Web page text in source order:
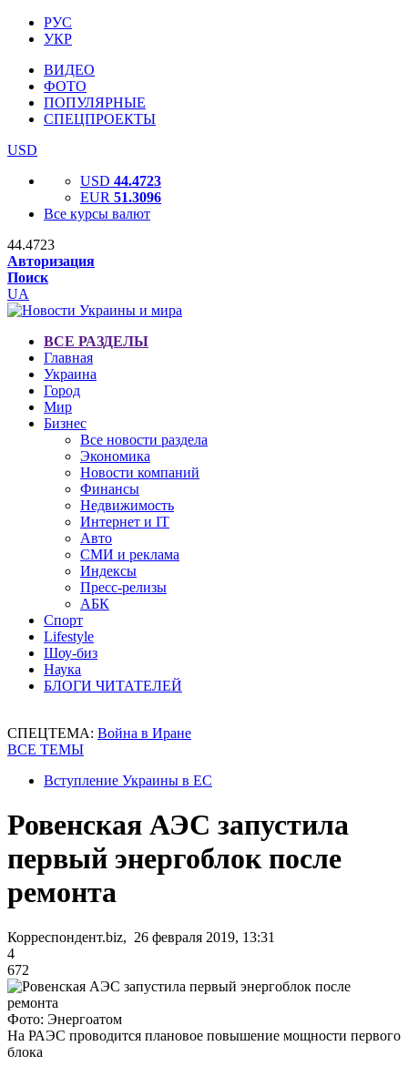
РУС
УКР
ВИДЕО
ФОТО
ПОПУЛЯРНЫЕ
СПЕЦПРОЕКТЫ
USD
USD 44.4723
EUR 51.3096
Все курсы валют
44.4723
Авторизация
Поиск
UA
ВСЕ РАЗДЕЛЫ
Главная
Украина
Город
Мир
Бизнес
Все новости раздела
Экономика
Новости компаний
Финансы
Недвижимость
Интернет и IT
Авто
СМИ и реклама
Индексы
Пресс-релизы
АБК
Спорт
Lifestyle
Шоу-биз
Наука
БЛОГИ ЧИТАТЕЛЕЙ
СПЕЦТЕМА: Война в Иране
ВСЕ ТЕМЫ
Вступление Украины в ЕС
Ровенская АЭС запустила
первый энергоблок после
ремонта
Корреспондент.biz, 26 февраля 2019, 13:31
4
672
Фото: Энергоатом
На РАЭС проводится плановое повышение мощности первого
блока